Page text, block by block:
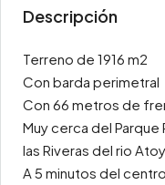
Descripción
Terreno de 1916 m2
Con barda perimetral
Con 66 metros de
Muy cerca del Parque
las Riveras del rio
A 5 minutos del